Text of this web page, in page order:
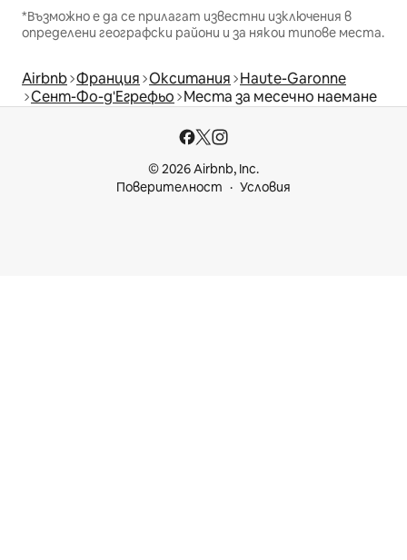
*Възможно е да се прилагат известни изключения в
определени географски райони и за някои типове места.
Airbnb Франция Окситания Haute-Garonne
Сент-Фо-д'Егрефьо Места за месечно наемане
© 2026 Airbnb, Inc.
Поверителност
Условия